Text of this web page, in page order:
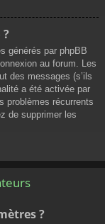
générés par phpBB
au forum. Les
des messages (s’ils
a été activée par
problèmes récurrents
de supprimer les
?